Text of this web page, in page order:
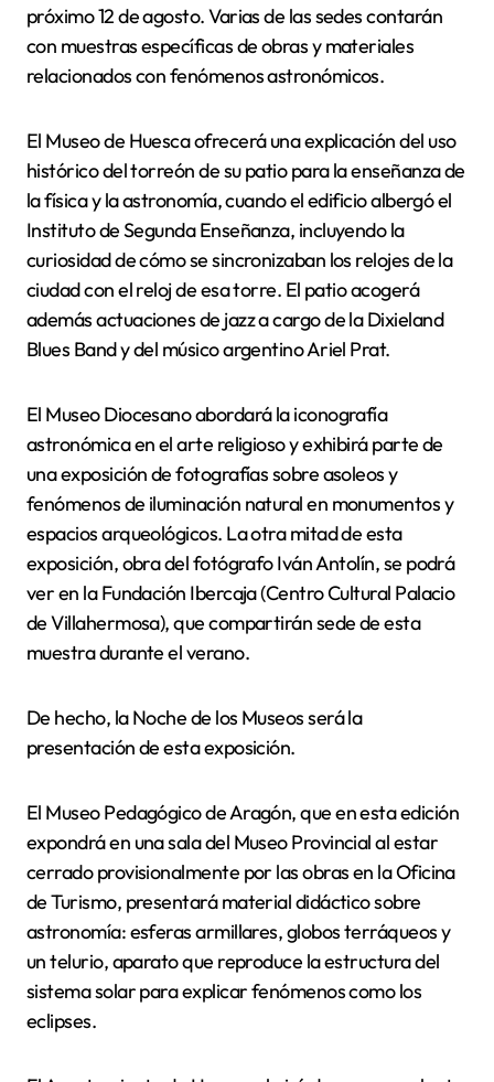
próximo 12 de agosto. Varias de las sedes contarán
con muestras específicas de obras y materiales
relacionados con fenómenos astronómicos.
El Museo de Huesca ofrecerá una explicación del uso
histórico del torreón de su patio para la enseñanza de
la física y la astronomía, cuando el edificio albergó el
Instituto de Segunda Enseñanza, incluyendo la
curiosidad de cómo se sincronizaban los relojes de la
ciudad con el reloj de esa torre. El patio acogerá
además actuaciones de jazz a cargo de la Dixieland
Blues Band y del músico argentino Ariel Prat.
El Museo Diocesano abordará la iconografía
astronómica en el arte religioso y exhibirá parte de
una exposición de fotografías sobre asoleos y
fenómenos de iluminación natural en monumentos y
espacios arqueológicos. La otra mitad de esta
exposición, obra del fotógrafo Iván Antolín, se podrá
ver en la Fundación Ibercaja (Centro Cultural Palacio
de Villahermosa), que compartirán sede de esta
muestra durante el verano.
De hecho, la Noche de los Museos será la
presentación de esta exposición.
El Museo Pedagógico de Aragón, que en esta edición
expondrá en una sala del Museo Provincial al estar
cerrado provisionalmente por las obras en la Oficina
de Turismo, presentará material didáctico sobre
astronomía: esferas armillares, globos terráqueos y
un telurio, aparato que reproduce la estructura del
sistema solar para explicar fenómenos como los
eclipses.